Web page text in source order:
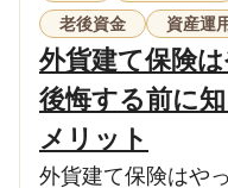
老後資金
資産運
外貨建て保険
後悔する前に
メリット
外貨建て保険はや